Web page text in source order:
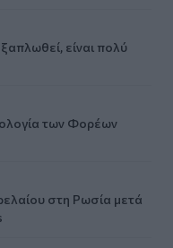
είναι πολύ
των Φορέων
στη Ρωσία μετά